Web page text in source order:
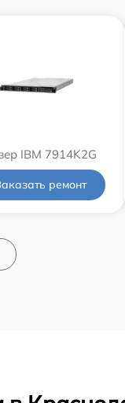
IBM 7914K2G
ремонт